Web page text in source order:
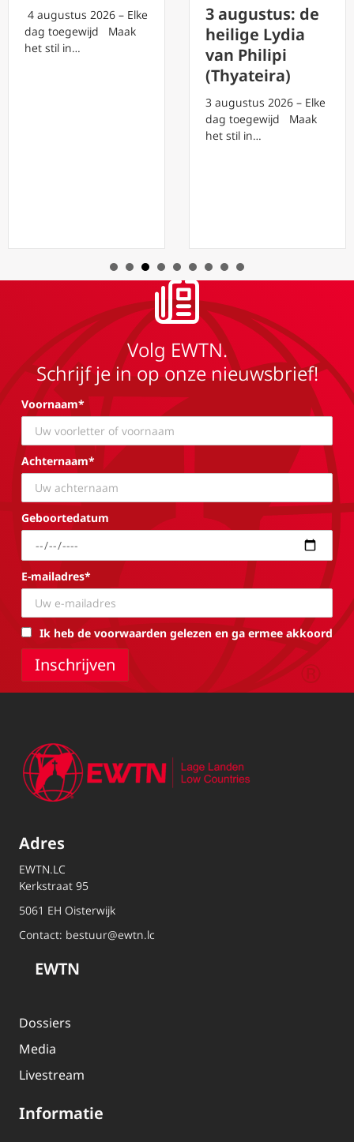
4 augustus 2026 – Elke
dag toegewijd Maak
het stil in…
3 augustus: de
heilige Lydia
van Philipi
(Thyateira)
3 augustus 2026 – Elke
dag toegewijd Maak
het stil in…
Volg EWTN.
Schrijf je in op onze nieuwsbrief!
Voornaam*
Achternaam*
Geboortedatum
E-mailadres*
Ik heb de voorwaarden gelezen en ga ermee akkoord
Adres
EWTN.LC
Kerkstraat 95
5061 EH Oisterwijk
Contact: bestuur@ewtn.lc
EWTN
Dossiers
Media
Livestream
Informatie